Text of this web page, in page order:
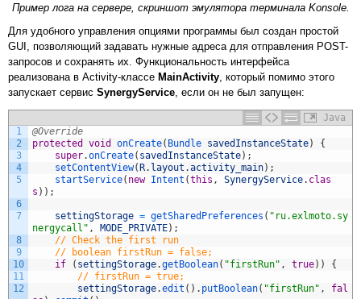
Пример лога на сервере, скриншот эмулятора терминала Konsole.
Для удобного управления опциями программы был создан простой
GUI, позволяющий задавать нужные адреса для отправления POST-
запросов и сохранять их. Функциональность интерфейса
реализована в Activity-классе MainActivity , который помимо этого
запускает сервис SynergyService , если он не был запущен:
Java
1
2
3
4
5
6
7
8
9
10
11
12
@Override
protected
void onCreate( Bundle savedInstanceState)
{
super.onCreate( savedInstanceState) ;
setContentView(R. layout .activity_main) ;
startService( new Intent (this , SynergyService. clas
s ) ) ;
settingStorage = getSharedPreferences ( "ru.exlmoto.sy
nergycall" , MODE_PRIVATE) ;
// Check the first run
// boolean firstRun = false;
if
( settingStorage.getBoolean( "firstRun" , true) )
{
// firstRun = true;
settingStorage.edit ( ) . putBoolean( "firstRun" ,
fal